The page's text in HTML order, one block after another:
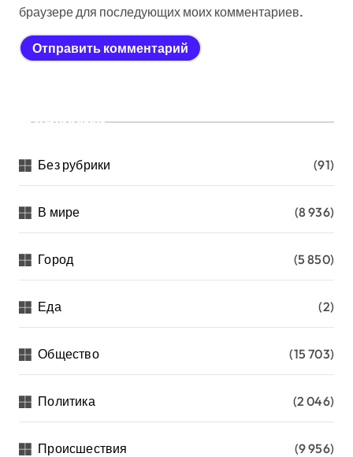
браузере для последующих моих комментариев.
Рубрики
Без рубрики (91)
В мире (8 936)
Город (5 850)
Еда (2)
Общество (15 703)
Политика (2 046)
Происшествия (9 956)